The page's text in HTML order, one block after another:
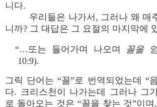
니다.
우리들은 나가서, 그러나 왜 매
니까? 그 대답은 그 요절의 마지막에
“…또는 들어가며 나오며 꼴을
10:9).
그릭 단어는 “꼴”로 번역되었는데 “
다. 크리스천이 나가는데 그러나 그
로 돌아오는 것은 “꼴을 찾는 것”이